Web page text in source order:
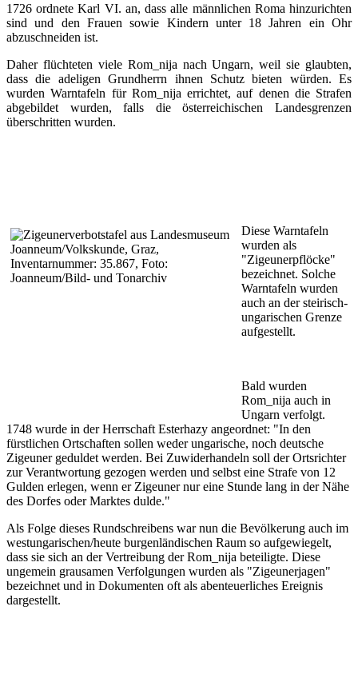
1726 ordnete Karl VI. an, dass alle männlichen Roma hinzurichten
sind und den Frauen sowie Kindern unter 18 Jahren ein Ohr
abzuschneiden ist.
Daher flüchteten viele Rom_nija nach Ungarn, weil sie glaubten,
dass die adeligen Grundherrn ihnen Schutz bieten würden. Es
wurden Warntafeln für Rom_nija errichtet, auf denen die Strafen
abgebildet wurden, falls die österreichischen Landesgrenzen
überschritten wurden.
Diese Warntafeln
wurden als
"Zigeunerpflöcke"
bezeichnet. Solche
Warntafeln wurden
auch an der steirisch-
ungarischen Grenze
aufgestellt.
Bald wurden
Rom_nija auch in
Ungarn verfolgt.
1748 wurde in der Herrschaft Esterhazy angeordnet: "In den
fürstlichen Ortschaften sollen weder ungarische, noch deutsche
Zigeuner geduldet werden. Bei Zuwiderhandeln soll der Ortsrichter
zur Verantwortung gezogen werden und selbst eine Strafe von 12
Gulden erlegen, wenn er Zigeuner nur eine Stunde lang in der Nähe
des Dorfes oder Marktes dulde."
Als Folge dieses Rundschreibens war nun die Bevölkerung auch im
westungarischen/heute burgenländischen Raum so aufgewiegelt,
dass sie sich an der Vertreibung der Rom_nija beteiligte. Diese
ungemein grausamen Verfolgungen wurden als "Zigeunerjagen"
bezeichnet und in Dokumenten oft als abenteuerliches Ereignis
dargestellt.